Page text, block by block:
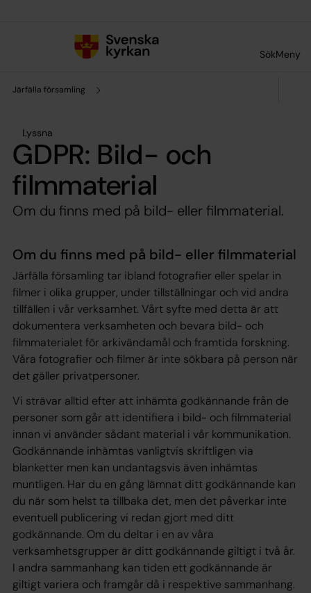
SökMeny
Järfälla församling
Lyssna
GDPR: Bild- och
filmmaterial
Om du finns med på bild- eller filmmaterial.
Om du finns med på bild- eller filmmaterial
Järfälla församling tar ibland fotografier eller spelar in
filmer i olika grupper, under tillställningar och vid andra
tillfällen i vår verksamhet. Vårt syfte med detta är att
dokumentera verksamheten och bevara bild- och
filmmaterialet för arkivändamål och framtida forskning.
Våra fotografier och filmer är inte sökbara på person när
det gäller privatpersoner.
Vi strävar alltid efter att inhämta godkännande från de
personer som går att identifiera i bild- och filmmaterial
innan vi använder sådant material i vår kommunikation.
Godkännande inhämtas vanligtvis skriftligen via
blanketter men kan undantagsvis även inhämtas
muntligen. Har du en gång lämnat ditt godkännande kan
du när som helst ta tillbaka det, men det påverkar inte
eventuell publicering vi redan gjort med ditt
godkännande. Om du deltar i en av våra
verksamhetsgrupper är ditt godkännande giltigt i två år.
I andra sammanhang kan tiden ett godkännande är
giltigt variera och framgår då i respektive sammanhang.